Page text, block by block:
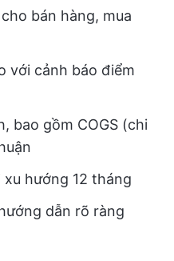
bán hàng, mua
với cảnh báo điểm
bao gồm COGS (chi
hướng 12 tháng
dẫn rõ ràng